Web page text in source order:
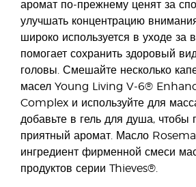
аромат по-прежнему ценят за
улучшать концентрацию
широко используется в уходе за
помогает сохранить здоровый
головы. Смешайте несколько
масел Young Living V-6®
Complex и используйте для
добавьте в гель для душа, чтобы
приятный аромат. Масло
ингредиент фирменной смеси
продуктов серии Thieves®.